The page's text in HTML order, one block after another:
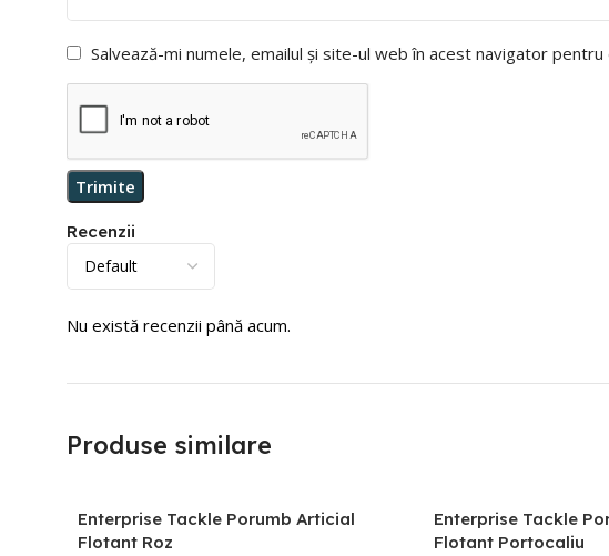
Recenzii
Nu există recenzii până acum.
Salvează-mi numele, emailul și site-ul web în acest navigator
Produse similare
Enterprise Tackle Porumb Articial
Flotant Roz
Enterprise Tackle
Flotant Portocaliu